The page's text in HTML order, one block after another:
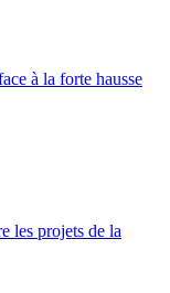
à la forte hausse
les projets de la